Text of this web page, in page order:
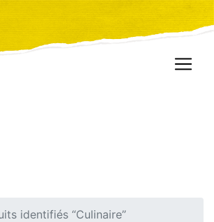
identifiés “Culinaire”